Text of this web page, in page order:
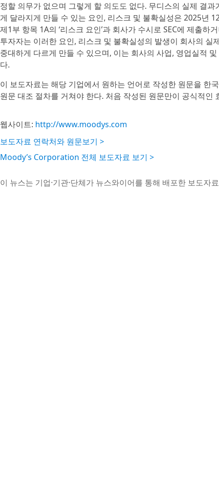
정할 의무가 없으며 그렇게 할 의도도 없다. 무디스의 실제 결
게 달라지게 만들 수 있는 요인, 리스크 및 불확실성은 2025년
제1부 항목 1A의 ‘리스크 요인’과 회사가 수시로 SEC에 제출
투자자는 이러한 요인, 리스크 및 불확실성의 발생이 회사의
중대하게 다르게 만들 수 있으며, 이는 회사의 사업, 영업실적
다.
이 보도자료는 해당 기업에서 원하는 언어로 작성한 원문을 한
원문 대조 절차를 거쳐야 한다. 처음 작성된 원문만이 공식적
웹사이트: http://www.moodys.com
보도자료 연락처와 원문보기 >
Moody’s Corporation 전체 보도자료 보기 >
이 뉴스는 기업·기관·단체가 뉴스와이어를 통해 배포한 보도자